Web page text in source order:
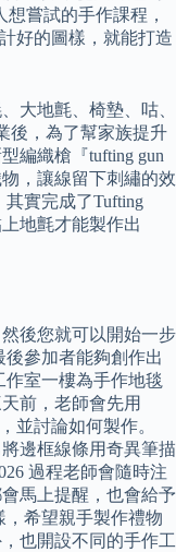
嘗試的手作課程，
好的圖樣，就能打造
大地氈、椅墊、咕、
後，為了幫家族提升
編織槍『tufting gun
，讓線留下刺繡的效
實完成了Tufting
地氈才能製作出
後您就可以開始一步
參加者能夠創作出
室一樓為手作地毯
前，老師會先用
並討論如何製作。
邊框線條用奇異筆描
過程老師會隨時注
馬上提醒，也會給予
，希望親手製作禮物
也開設不同的手作工